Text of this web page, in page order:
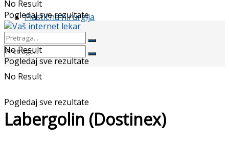
Plastična hirurgija
No Result
Pogledaj sve rezultate
No Result
Pogledaj sve rezultate
No Result
Pogledaj sve rezultate
Labergolin (Dostinex)